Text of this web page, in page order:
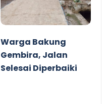
Warga Bakung
Gembira, Jalan
Selesai Diperbaiki